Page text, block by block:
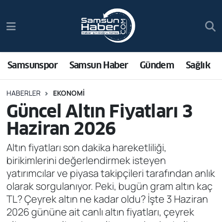
Samsunspor Samsun Haber Gündem Sağlık
HABERLER EKONOMI
Güncel Altın Fiyatları 3
Haziran 2026
Altın fiyatları son dakika hareketliliği,
birikimlerini değerlendirmek isteyen
yatırımcılar ve piyasa takipçileri tarafından anlık
olarak sorgulanıyor. Peki, bugün gram altın kaç
TL? Çeyrek altın ne kadar oldu? İşte 3 Haziran
2026 gününe ait canlı altın fiyatları, çeyrek
Samsun Haber
Sağlık
Asayiş
Bilim ve Teknoloji
Bölge
Dünya
Ekonomi
Trafik Durumu
Süper Lig Puan Durumu ve Fikstür
Tüm Manşetler
Son Dakika Haberleri
Haber Arşivi